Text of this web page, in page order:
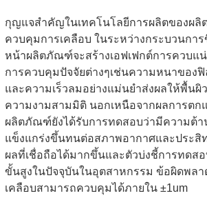
กุญแจสําคัญในเทคโนโลยีการผลิตของผ
ควบคุมการเคลือบ ในระหว่างกระบวนกา
หน้าผลิตภัณฑ์จะสร้างเอฟเฟกต์การควบแ
การควบคุมปัจจัยต่างๆเช่นความหนาของ
และความเร็วลมอย่างแม่นยําส่งผลให้พื้นผิ
ความงามสามมิติ นอกเหนือจากผลการตก
ผลิตภัณฑ์ยังได้รับการทดสอบว่ามีความต้
แข็งแกร่งขึ้นทนต่อสภาพอากาศและประสิ
ผลที่เชื่อถือได้มากขึ้นและตัวบ่งชี้การทดสอ
ขั้นสูงในปัจจุบันในอุตสาหกรรม ข้อผิดพล
เคลือบสามารถควบคุมได้ภายใน ±1um